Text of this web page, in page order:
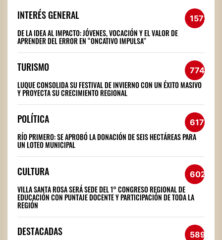
INTERÉS GENERAL 1572
DE LA IDEA AL IMPACTO: JÓVENES, VOCACIÓN Y EL VALOR DE
APRENDER DEL ERROR EN “ONCATIVO IMPULSA”
TURISMO 774
LUQUE CONSOLIDA SU FESTIVAL DE INVIERNO CON UN ÉXITO MASIVO
Y PROYECTA SU CRECIMIENTO REGIONAL
POLÍTICA 617
RÍO PRIMERO: SE APROBÓ LA DONACIÓN DE SEIS HECTÁREAS PARA
UN LOTEO MUNICIPAL
CULTURA 602
VILLA SANTA ROSA SERÁ SEDE DEL 1° CONGRESO REGIONAL DE
EDUCACIÓN CON PUNTAJE DOCENTE Y PARTICIPACIÓN DE TODA LA
REGIÓN
DESTACADAS 589